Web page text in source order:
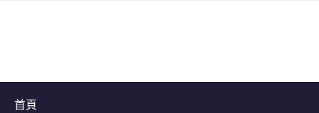
首頁